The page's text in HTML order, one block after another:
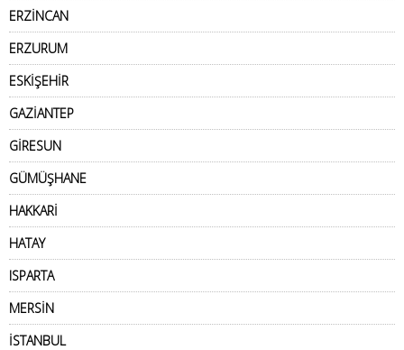
ERZİNCAN
ERZURUM
ESKİŞEHİR
GAZİANTEP
GİRESUN
GÜMÜŞHANE
HAKKARİ
HATAY
ISPARTA
MERSİN
İSTANBUL